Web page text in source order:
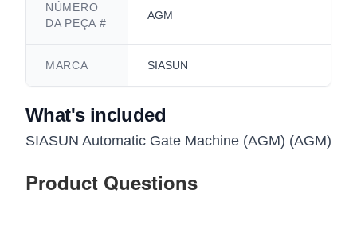
NÚMERO
DA PEÇA #
AGM
MARCA SIASUN
What's included
SIASUN Automatic Gate Machine (AGM) (AGM)
Product Questions